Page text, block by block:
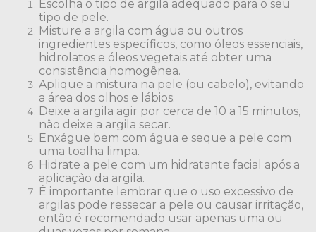
Escolha o tipo de argila adequado para o seu
tipo de pele.
Misture a argila com água ou outros
ingredientes específicos, como óleos essenciais,
hidrolatos e óleos vegetais até obter uma
consistência homogênea.
Aplique a mistura na pele (ou cabelo), evitando
a área dos olhos e lábios.
Deixe a argila agir por cerca de 10 a 15 minutos,
não deixe a argila secar.
Enxágue bem com água e seque a pele com
uma toalha limpa.
Hidrate a pele com um hidratante facial após a
aplicação da argila.
É importante lembrar que o uso excessivo de
argilas pode ressecar a pele ou causar irritação,
então é recomendado usar apenas uma ou